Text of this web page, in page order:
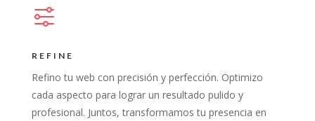
REFINE
Refino tu web con precisión y perfección. Optimizo
cada aspecto para lograr un resultado pulido y
profesional. Juntos, transformamos tu presencia en